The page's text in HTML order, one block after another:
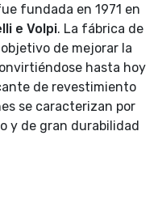
fundada en 1971 en
e Volpi. La fábrica de
de mejorar la
hasta hoy
de revestimiento
se caracterizan por
y de gran durabilidad